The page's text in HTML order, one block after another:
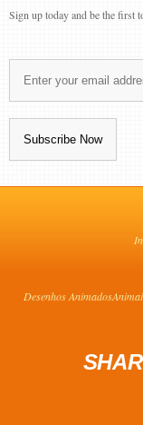
Sign up today and be the first
Desenhos Animados